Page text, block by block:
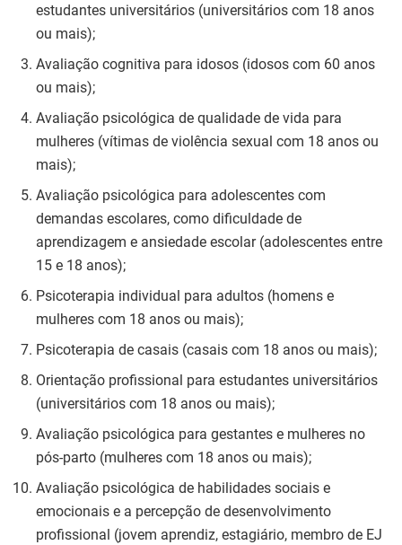
estudantes universitários (universitários com 18 anos
ou mais);
Avaliação cognitiva para idosos (idosos com 60 anos
ou mais);
Avaliação psicológica de qualidade de vida para
mulheres (vítimas de violência sexual com 18 anos ou
mais);
Avaliação psicológica para adolescentes com
demandas escolares, como dificuldade de
aprendizagem e ansiedade escolar (adolescentes entre
15 e 18 anos);
Psicoterapia individual para adultos (homens e
mulheres com 18 anos ou mais);
Psicoterapia de casais (casais com 18 anos ou mais);
Orientação profissional para estudantes universitários
(universitários com 18 anos ou mais);
Avaliação psicológica para gestantes e mulheres no
pós-parto (mulheres com 18 anos ou mais);
Avaliação psicológica de habilidades sociais e
emocionais e a percepção de desenvolvimento
profissional (jovem aprendiz, estagiário, membro de EJ